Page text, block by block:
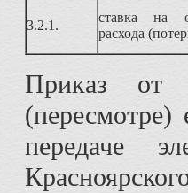
3.2.1.
ставка на
расхода
Приказ от
передаче